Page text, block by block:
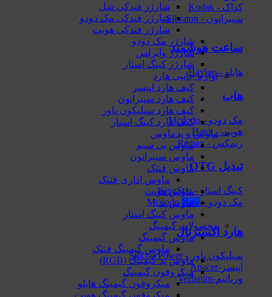
کداک - Kodak
سیبراتون - Sibraton
ساعت هوشمند
هایلو - Haylou
هاب
مک دودو - Mcdodo
هویت - Havit
ریمکس - Remax
تبدیل OTG
کینگ استار - KingStar
مک دودو - Mcdodo
هارد اکسترنال
سیلیکون پاور - Silicon Power
اپیسر-Apacer
ورباتیم-Verbatim
شارژر فندکی شل
شارژر فندکی مک دودو
شارژر فندکی هویت
شارژر مک دودو
شارژر وایرلس
شارژر کینگ استار
لوازم جانبی هارد
کیف هارد اپیسر
کیف هارد سیبراتون
کیف هارد سیلیکون پاور
کیف هارد کینگ استار
ماوس و پدماوس
ماوس بی سیم
ماوس سیبراتون
ماوس فنتک
ماوس اداری فنتک
ماوس هویت
ماوس پد
ماوس کینگ استار
محصولات گیمینگ
ماوس گیمینگ
ماوس گیمینگ فنتک
ماوس‌ پد گیمینگ (RGB)
میکروفون گیمینگ
میکروفون گیمینگ هایلو